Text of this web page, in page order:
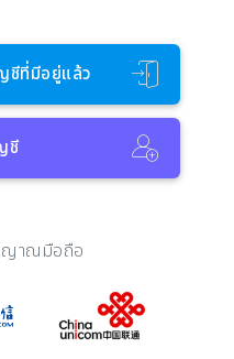
ชีที่มีอยู่แล้ว
ชี
ญาณมือถือ